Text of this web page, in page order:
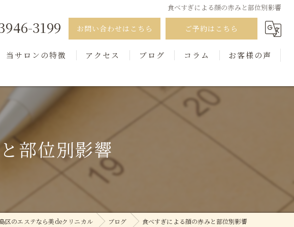
食べすぎによる顔の赤みと部位別影響
3199 お問い合わせはこちら ご予約はこちら
当サロンの特徴
フェイシャル
毛穴洗浄
アクセス ブログ コラム お客様の声
部位別影響
区のエステなら美deクリニカル ブログ 食べすぎによる顔の赤みと部位別影響